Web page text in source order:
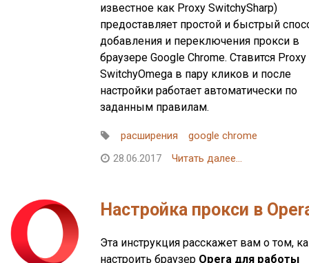
известное как Proxy SwitchySharp)
предоставляет простой и быстрый
добавления и переключения прокси в
браузере Google Chrome. Ставится Proxy
SwitchyOmega в пару кликов и после
настройки работает автоматически по
заданным правилам.
расширения
google chrome
28.06.2017
Читать далее...
Настройка прокси в
Эта инструкция расскажет вам о том,
настроить браузер Opera для работы